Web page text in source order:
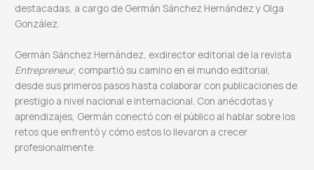
destacadas, a cargo de Germán Sánchez Hernández y Olga
González.
Germán Sánchez Hernández, exdirector editorial de la revista
Entrepreneur, compartió su camino en el mundo editorial,
desde sus primeros pasos hasta colaborar con publicaciones de
prestigio a nivel nacional e internacional. Con anécdotas y
aprendizajes, Germán conectó con el público al hablar sobre los
retos que enfrentó y cómo estos lo llevaron a crecer
profesionalmente.